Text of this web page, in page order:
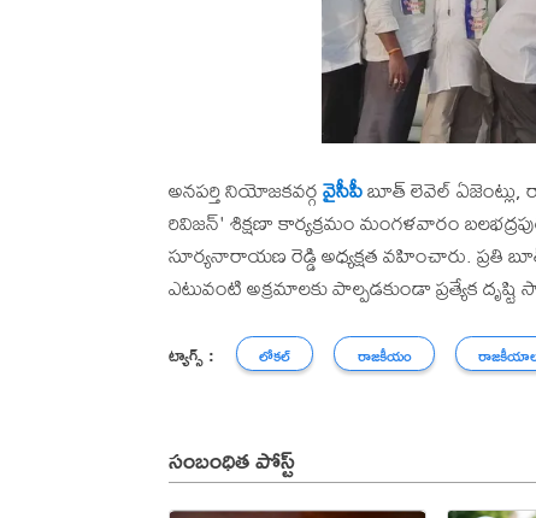
అనపర్తి నియోజకవర్గవైసీపీబూత్ లెవెల్
రివిజన్' శిక్షణా కార్యక్రమం మంగళవారం
సూర్యనారాయణ రెడ్డి అధ్యక్షత వహించారు. ప్రతి
ఎటువంటి అక్రమాలకు పాల్పడకుండా ప్రత్యేక
ట్యాగ్స్ : లోకల్ రాజకీయం
సంబంధిత పోస్ట్